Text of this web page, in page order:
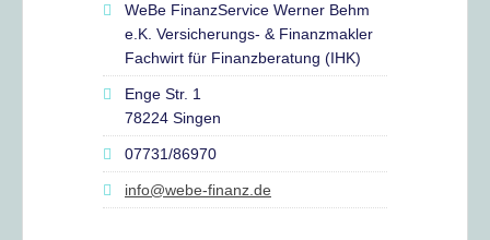
WeBe FinanzService Werner Behm
e.K. Versicherungs- & Finanzmakler
Fachwirt für Finanzberatung (IHK)
Enge Str. 1
78224 Singen
07731/86970
info@webe-finanz.de